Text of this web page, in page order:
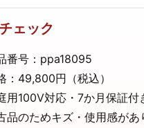
ェック
番号：ppa18095
：49,800円（税込）
用100V対応・7か月保証付
品のためキズ・使用感があ